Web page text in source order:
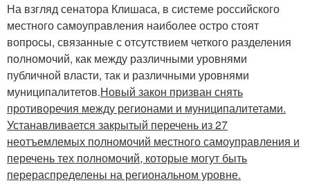
На взгляд сенатора Клишаса, в системе российского
местного самоуправления наиболее остро стоят
вопросы, связанные с отсутствием четкого разделения
полномочий, как между различными уровнями
публичной власти, так и различными уровнями
муниципалитетов.Новый закон призван снять
противоречия между регионами и муниципалитетами.
Устанавливается закрытый перечень из 27
неотъемлемых полномочий местного самоуправления и
перечень тех полномочий, которые могут быть
перераспределены на региональном уровне.